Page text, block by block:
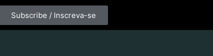
Subscribe / Inscreva-se